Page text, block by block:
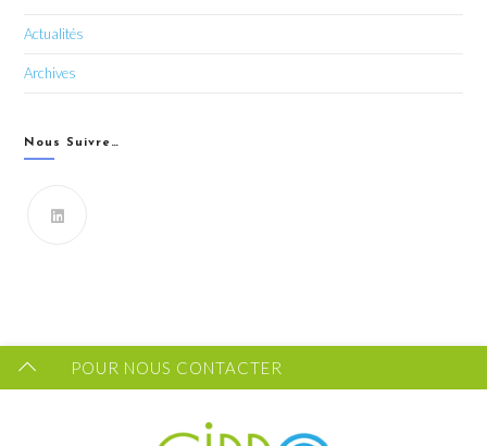
Actualités
Archives
Nous Suivre…
Vous souhaitez recevoir les dernières infos du CIPRO
POUR NOUS CONTACTER